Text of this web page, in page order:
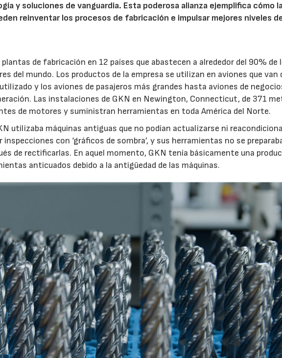
y soluciones de vanguardia. Esta poderosa alianza ejemplifica cómo
reinventar los procesos de fabricación e impulsar mejores niveles
de fabricación en 12 países que abastecen a alrededor del 90% de
del mundo. Los productos de la empresa se utilizan en aviones que van
y los aviones de pasajeros más grandes hasta aviones de
Las instalaciones de GKN en Newington, Connecticut, de 371
de motores y suministran herramientas en toda América del Norte.
utilizaba máquinas antiguas que no podían actualizarse ni
con ‘gráficos de sombra’, y sus herramientas no se
de rectificarlas. En aquel momento, GKN tenía básicamente una
anticuados debido a la antigüedad de las máquinas.